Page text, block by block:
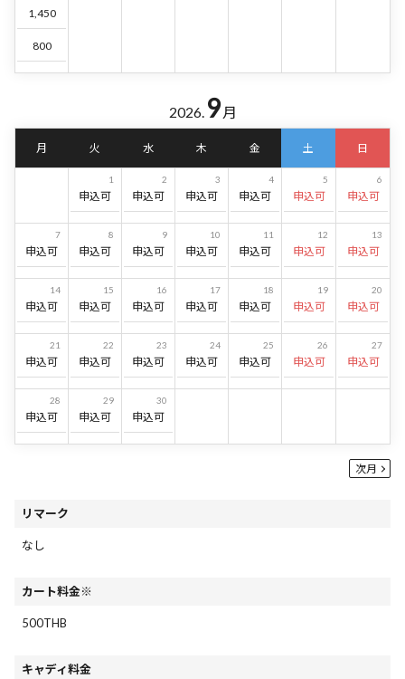
1,450
800
次月
2026. 9 月
月 火 水 木 金 土 日
1
申込可
2
申込可
3
申込可
4
申込可
5
申込可
6
申込可
7
申込可
8
申込可
9
申込可
10
申込可
11
申込可
12
申込可
13
申込可
14
申込可
15
申込可
16
申込可
17
申込可
18
申込可
19
申込可
20
申込可
21
申込可
22
申込可
23
申込可
24
申込可
25
申込可
26
申込可
27
申込可
28
申込可
29
申込可
30
申込可
リマーク
なし
カート料金※
500THB
キャディ料金